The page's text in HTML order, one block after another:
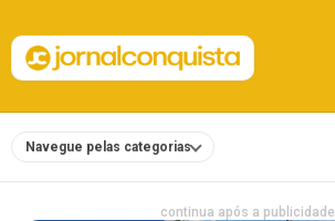
Navegue pelas categorias
continua após a publicidade